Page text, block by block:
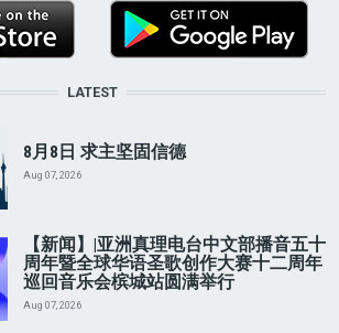
LATEST
8月8日 求主坚固信德
Aug 07, 2026
【新闻】|亚洲真理电台中文部播音五十
周年暨全球华语圣歌创作大赛十二周年
巡回音乐会槟城站圆满举行
Aug 07, 2026